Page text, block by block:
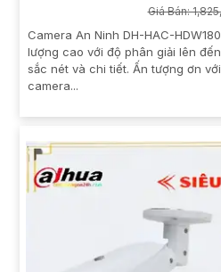
Giá Bán:
Camera An Ninh DH-HAC-
lượng cao với độ phân giải lên
sắc nét và chi tiết. Ấn tượng ơn
camera...